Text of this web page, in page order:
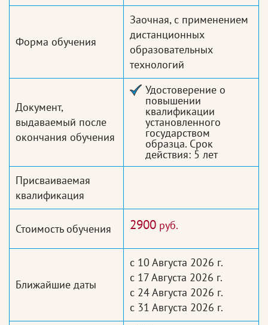
Форма обучения
Заочная, с применением
дистанционных
образовательных
технологий
Документ,
выдаваемый после
окончания обучения
Удостоверение о
повышении
квалификации
установленного
государством
образца. Срок
действия: 5 лет
Присваиваемая
квалификация
Стоимость обучения 2900 руб.
Ближайшие даты
с 10 Августа 2026 г.
с 17 Августа 2026 г.
с 24 Августа 2026 г.
с 31 Августа 2026 г.